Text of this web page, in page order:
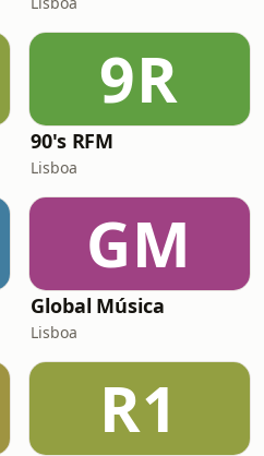
9R
90's RFM
Lisboa
GM
Global Música
Lisboa
R1